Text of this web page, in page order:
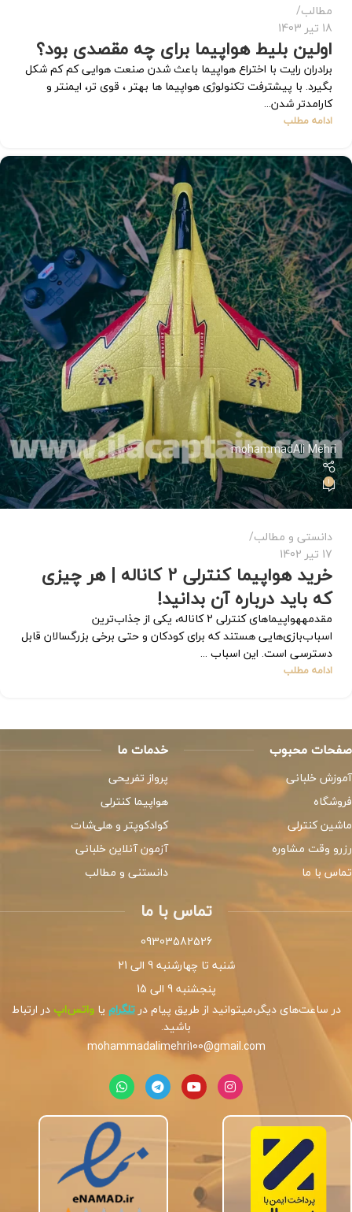
مطالب
18 تیر 1403
اولین بلیط هواپیما برای چه مقصدی بود؟
برادران رایت با اختراع هواپیما باعث شدن صنعت هوایی کم کم شکل
بگیرد. با پیشترفت تکنولوژی هواپیما ها بهتر ، قوی تر، ایمنتر و
کارامدتر شدن...
ادامه مطلب
mohammadAli Mehri
1
دانستی و مطالب
17 تیر 1402
خرید هواپیما کنترلی 2 کاناله | هر چیزی
که باید درباره آن بدانید!
مقدمههواپیماهای کنترلی 2 کاناله، یکی از جذاب‌ترین
اسباب‌بازی‌هایی هستند که برای کودکان و حتی برخی بزرگسالان قابل
دسترسی است. این اسباب ...
ادامه مطلب
صفحات محبوب
آموزش خلبانی
فروشگاه
ماشین کنترلی
رزرو وقت مشاوره
تماس با ما
خدمات ما
پرواز تفریحی
هواپیما کنترلی
کوادکوپتر و هلی‌شات
آزمون آنلاین خلبانی
دانستنی و مطالب
تماس با ما
09303582526
شنبه تا چهارشنبه 9 الی 21
پنجشنبه 9 الی 15
در ساعت‌های دیگر،میتوانید از طریق پیام درتلگرام یاواتس‌اپدر ارتباط
باشید.
mohammadalimehri100@gmail.com